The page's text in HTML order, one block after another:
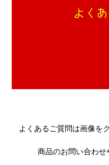
よくあるご質問は画像を
商品のお問い合わせ